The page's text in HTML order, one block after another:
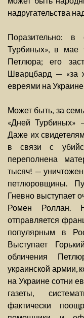
надругательства
Поразительно: в
Турбиных», в мае
Петлюра; его
Шварцбард — «за
евреями на
Может быть, за
«Дней Турбиных»
Даже их
в связи с
переполнена
тысяч! —
петлюровщины.
Гневно выступает
Ромен Роллан.
отправляется
популярным в
Выступает
обличения
украинской армии,
на Украине сотни
газеты,
фактически